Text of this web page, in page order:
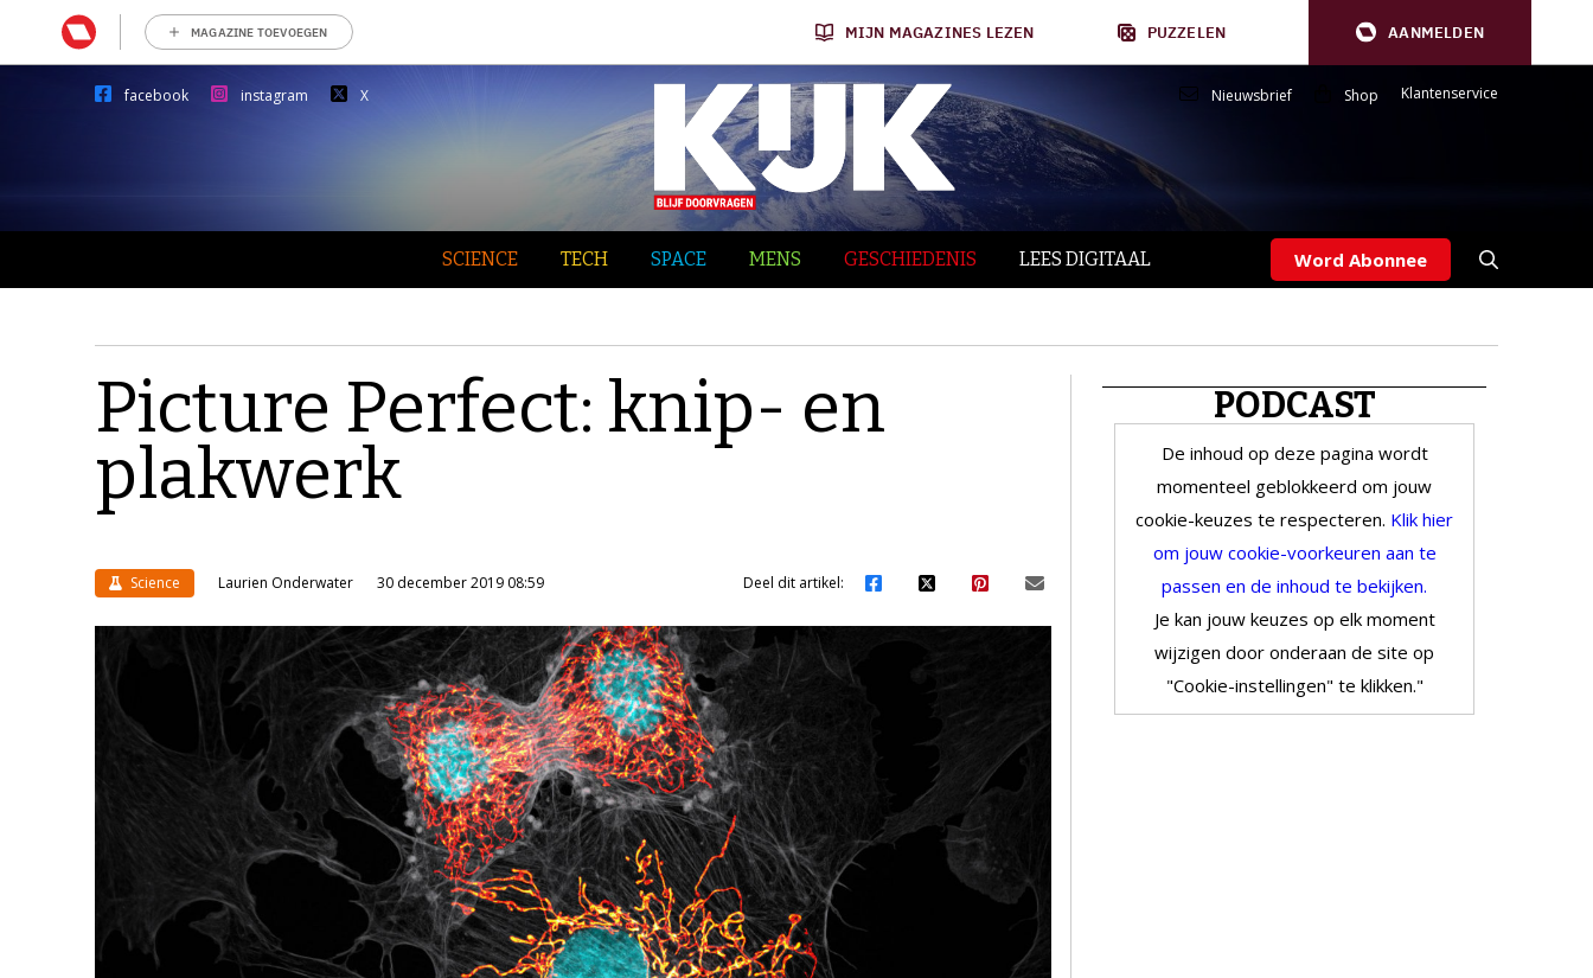
MAGAZINE TOEVOEGEN MIJN MAGAZINES LEZEN PUZZELEN AANMELDEN
facebook instagram X Nieuwsbrief Shop Klantenservice
SCIENCE TECH SPACE MENS GESCHIEDENIS LEES DIGITAAL Word Abonnee
Picture Perfect: knip- en
plakwerk
Science Laurien Onderwater 30 december 2019 08:59 Deel dit artikel:
PODCAST
De inhoud op deze pagina wordt
momenteel geblokkeerd om jouw
cookie-keuzes te respecteren. Klik hier
om jouw cookie-voorkeuren aan te
passen en de inhoud te bekijken.
Je kan jouw keuzes op elk moment
wijzigen door onderaan de site op
"Cookie-instellingen" te klikken."